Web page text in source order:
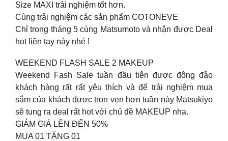
Size MAXI trải nghiệm tốt hơn.
Cùng trải nghiệm các sản phẩm COTONEVE
Chỉ trong tháng 5 cùng Matsumoto và nhận được Deal
hot liền tay này nhé !
WEEKEND FLASH SALE 2 MAKEUP
Weekend Fash Sale tuần đầu tiên được đông đảo
khách hàng rất rất yêu thích và để trải nghiệm mua
sắm của khách được trọn vẹn hơn tuần này Matsukiyo
sẽ tung ra deal rất hot với chủ đề MAKEUP nha.
GIẢM GIÁ LÊN ĐẾN 50%
MUA 01 TẶNG 01